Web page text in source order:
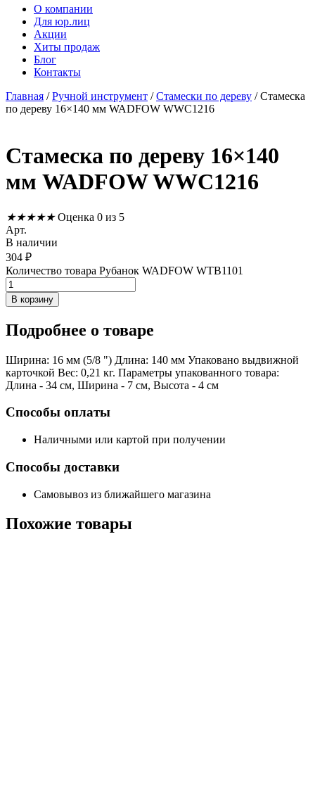
О компании
Для юр.лиц
Акции
Хиты продаж
Блог
Контакты
Главная /Ручной инструмент /Стамески по дереву / Стамеска
по дереву 16×140 мм WADFOW WWC1216
Стамеска по дереву 16×140
мм WADFOW WWC1216
★★★★★ Оценка 0 из 5
Арт.
В наличии
304 ₽
Количество товара Рубанок WADFOW WTB1101
В корзину
Подробнее о товаре
Ширина: 16 мм (5/8 ") Длина: 140 мм Упаковано выдвижной
карточкой Вес: 0,21 кг. Параметры упакованного товара:
Длина - 34 см, Ширина - 7 см, Высота - 4 см
Способы оплаты
Наличными или картой при получении
Способы доставки
Самовывоз из ближайшего магазина
Похожие товары